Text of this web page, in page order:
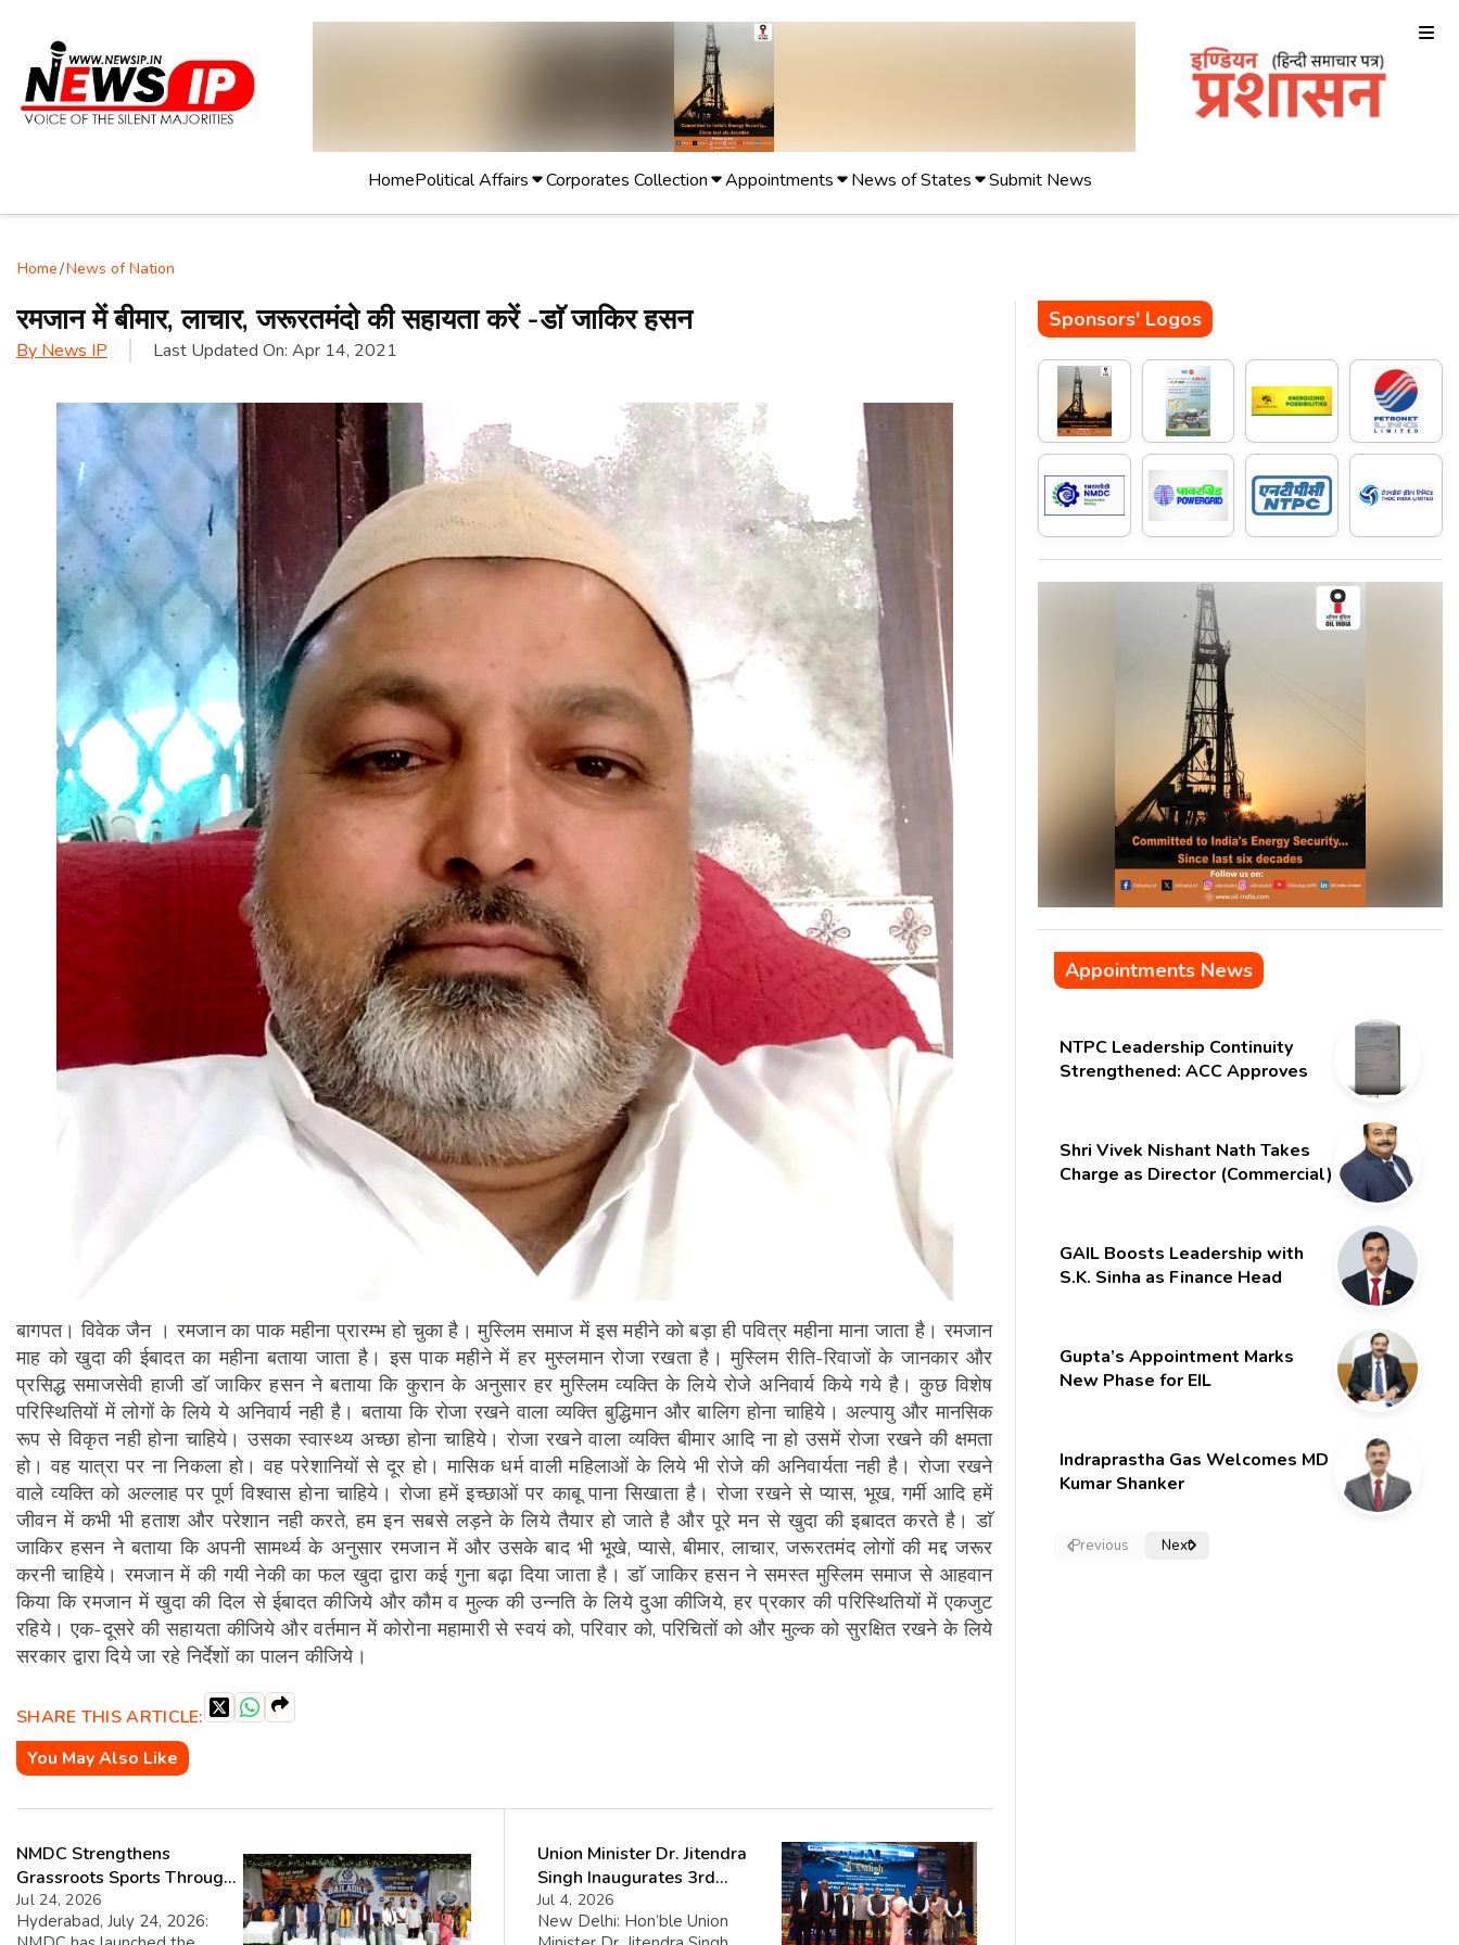
HomePolitical Affairs Corporates Collection Appointments News of States Submit News
Home/News of Nation
रमजान में बीमार, लाचार, जरूरतमंदो की सहायता करें -डाॅ जाकिर हसन
By News IP Last Updated On: Apr 14, 2021
बागपत। विवेक जैन । रमजान का पाक महीना प्रारम्भ हो चुका है। मुस्लिम समाज में इस महीने को बड़ा ही पवित्र महीना माना जाता है। रमजान
माह को खुदा की ईबादत का महीना बताया जाता है। इस पाक महीने में हर मुस्लमान रोजा रखता है। मुस्लिम रीति-रिवाजों के जानकार और
प्रसिद्ध समाजसेवी हाजी डाॅ जाकिर हसन ने बताया कि कुरान के अनुसार हर मुस्लिम व्यक्ति के लिये रोजे अनिवार्य किये गये है। कुछ विशेष
परिस्थितियों में लोगों के लिये ये अनिवार्य नही है। बताया कि रोजा रखने वाला व्यक्ति बुद्धिमान और बालिग होना चाहिये। अल्पायु और मानसिक
रूप से विकृत नही होना चाहिये। उसका स्वास्थ्य अच्छा होना चाहिये। रोजा रखने वाला व्यक्ति बीमार आदि ना हो उसमें रोजा रखने की क्षमता
हो। वह यात्रा पर ना निकला हो। वह परेशानियों से दूर हो। मासिक धर्म वाली महिलाओं के लिये भी रोजे की अनिवार्यता नही है। रोजा रखने
वाले व्यक्ति को अल्लाह पर पूर्ण विश्वास होना चाहिये। रोजा हमें इच्छाओं पर काबू पाना सिखाता है। रोजा रखने से प्यास, भूख, गर्मी आदि हमें
जीवन में कभी भी हताश और परेशान नही करते, हम इन सबसे लड़ने के लिये तैयार हो जाते है और पूरे मन से खुदा की इबादत करते है। डाॅ
जाकिर हसन ने बताया कि अपनी सामर्थ्य के अनुसार रमजान में और उसके बाद भी भूखे, प्यासे, बीमार, लाचार, जरूरतमंद लोगों की मद्द जरूर
करनी चाहिये। रमजान में की गयी नेकी का फल खुदा द्वारा कई गुना बढ़ा दिया जाता है। डाॅ जाकिर हसन ने समस्त मुस्लिम समाज से आहवान
किया कि रमजान में खुदा की दिल से ईबादत कीजिये और कौम व मुल्क की उन्नति के लिये दुआ कीजिये, हर प्रकार की परिस्थितियों में एकजुट
रहिये। एक-दूसरे की सहायता कीजिये और वर्तमान में कोरोना महामारी से स्वयं को, परिवार को, परिचितों को और मुल्क को सुरक्षित रखने के लिये
सरकार द्वारा दिये जा रहे निर्देशों का पालन कीजिये।
SHARE THIS ARTICLE:
You May Also Like
NMDC Strengthens
Grassroots Sports Through
CSR with Launch of
Bailadila Kabaddi League –
Jul 24, 2026
Hyderabad, July 24, 2026:
Union Minister Dr. Jitendra
Singh Inaugurates 3rd
Batch of DAKSH Leadership
Programme
Jul 4, 2026
New Delhi: Hon’ble Union
Sponsors' Logos
Appointments News
NTPC Leadership Continuity
Strengthened: ACC Approves
Shri Vivek Nishant Nath Takes
Charge as Director (Commercial)
GAIL Boosts Leadership with
S.K. Sinha as Finance Head
Gupta’s Appointment Marks
New Phase for EIL
Indraprastha Gas Welcomes MD
Kumar Shanker
Previous Next